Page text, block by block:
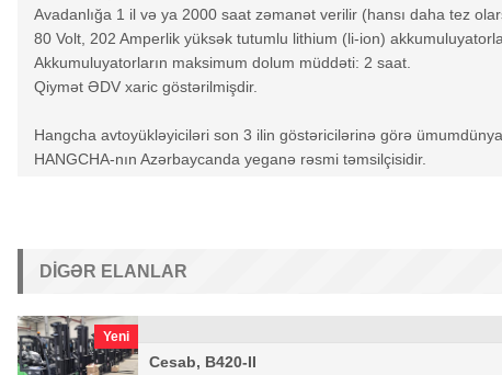
Avadanlığa 1 il və ya 2000 saat zəmanət verilir (hansı daha tez
80 Volt, 202 Amperlik yüksək tutumlu lithium (li-ion)
Akkumuluyatorların maksimum dolum müddəti: 2 saat.
Qiymət ƏDV xaric göstərilmişdir.
Hangcha avtoyükləyiciləri son 3 ilin göstəricilərinə görə
HANGCHA-nın Azərbaycanda yeganə rəsmi təmsilçisidir.
DIGƏR ELANLAR
Yeni
Cesab, B420-II